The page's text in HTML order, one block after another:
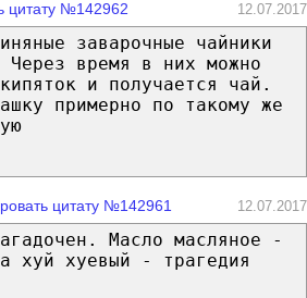
цитату №142962 12.07.2017
заварочные чайники
время в них можно
и получается чай.
примерно по такому же
цитату №142961 12.07.2017
Масло масляное -
хуй хуевый - трагедия